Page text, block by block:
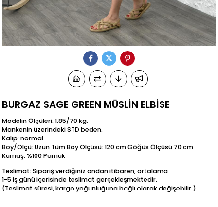
BURGAZ SAGE GREEN MÜSLİN ELBİSE
Modelin Ölçüleri: 1.85/70 kg.
Mankenin üzerindeki STD beden.
Kalıp: normal
Boy/Ölçü: Uzun Tüm Boy Ölçüsü: 120 cm Göğüs Ölçüsü:70 cm
Kumaş: %100 Pamuk
Teslimat: Sipariş verdiğiniz andan itibaren, ortalama
1-5 iş günü içerisinde teslimat gerçekleşmektedir.
(Teslimat süresi, kargo yoğunluğuna bağlı olarak değişebilir.)